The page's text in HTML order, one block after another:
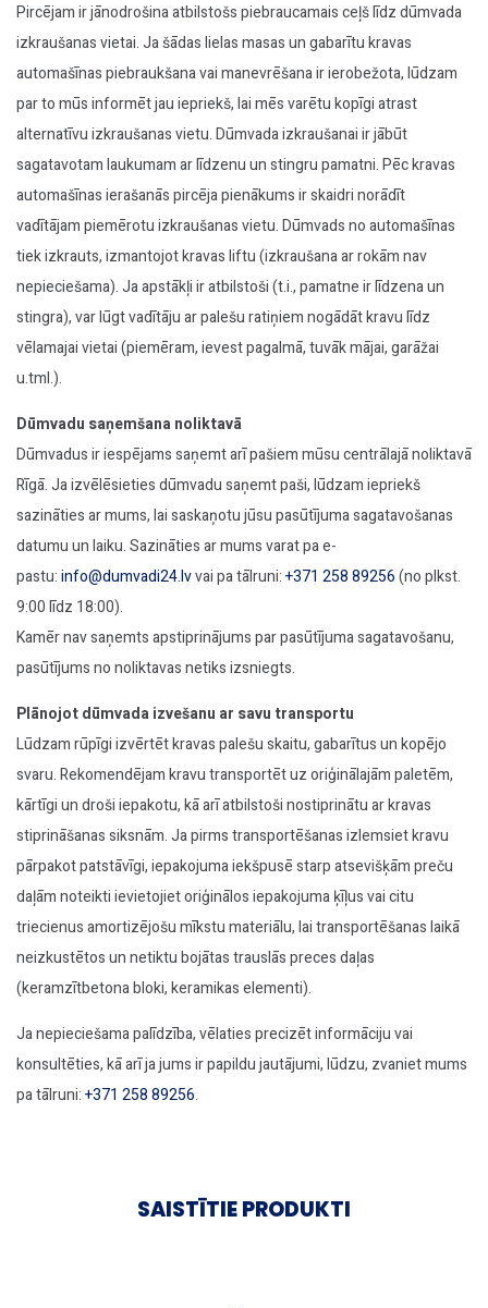
Pircējam ir jānodrošina atbilstošs piebraucamais ceļš līdz dūmvada
izkraušanas vietai. Ja šādas lielas masas un gabarītu kravas
automašīnas piebraukšana vai manevrēšana ir ierobežota, lūdzam
par to mūs informēt jau iepriekš, lai mēs varētu kopīgi atrast
alternatīvu izkraušanas vietu. Dūmvada izkraušanai ir jābūt
sagatavotam laukumam ar līdzenu un stingru pamatni. Pēc kravas
automašīnas ierašanās pircēja pienākums ir skaidri norādīt
vadītājam piemērotu izkraušanas vietu. Dūmvads no automašīnas
tiek izkrauts, izmantojot kravas liftu (izkraušana ar rokām nav
nepieciešama). Ja apstākļi ir atbilstoši (t.i., pamatne ir līdzena un
stingra), var lūgt vadītāju ar palešu ratiņiem nogādāt kravu līdz
vēlamajai vietai (piemēram, ievest pagalmā, tuvāk mājai, garāžai
u.tml.).
Dūmvadu saņemšana noliktavā
Dūmvadus ir iespējams saņemt arī pašiem mūsu centrālajā noliktavā
Rīgā. Ja izvēlēsieties dūmvadu saņemt paši, lūdzam iepriekš
sazināties ar mums, lai saskaņotu jūsu pasūtījuma sagatavošanas
datumu un laiku. Sazināties ar mums varat pa e-
pastu:info@dumvadi24.lvvai pa tālruni:+371 258 89256(no plkst.
9:00 līdz 18:00).
Kamēr nav saņemts apstiprinājums par pasūtījuma sagatavošanu,
pasūtījums no noliktavas netiks izsniegts.
Plānojot dūmvada izvešanu ar savu transportu
Lūdzam rūpīgi izvērtēt kravas palešu skaitu, gabarītus un kopējo
svaru. Rekomendējam kravu transportēt uz oriģinālajām paletēm,
kārtīgi un droši iepakotu, kā arī atbilstoši nostiprinātu ar kravas
stiprināšanas siksnām. Ja pirms transportēšanas izlemsiet kravu
pārpakot patstāvīgi, iepakojuma iekšpusē starp atsevišķām preču
daļām noteikti ievietojiet oriģinālos iepakojuma ķīļus vai citu
triecienus amortizējošu mīkstu materiālu, lai transportēšanas laikā
neizkustētos un netiktu bojātas trauslās preces daļas
(keramzītbetona bloki, keramikas elementi).
Ja nepieciešama palīdzība, vēlaties precizēt informāciju vai
konsultēties, kā arī ja jums ir papildu jautājumi, lūdzu, zvaniet mums
pa tālruni:+371 258 89256.
SAISTĪTIE PRODUKTI